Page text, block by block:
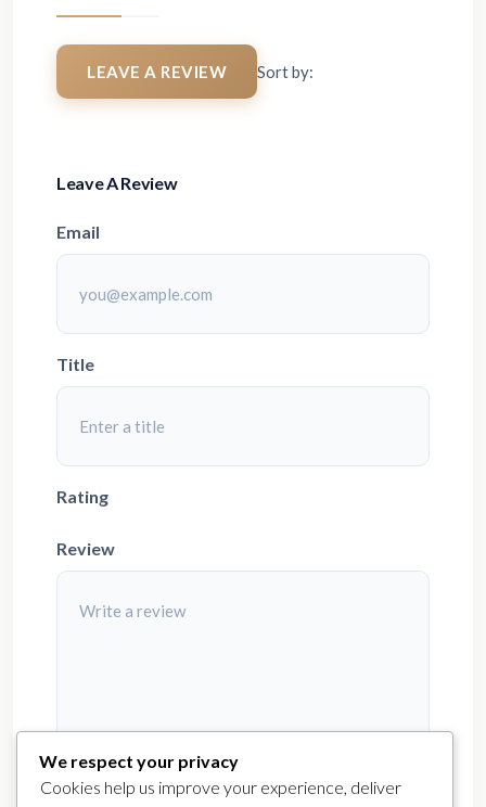
Sort by:
LEAVE A REVIEW
Leave A Review
Email
Title
Rating
Review
We respect your privacy
Cookies help us improve your experience, deliver